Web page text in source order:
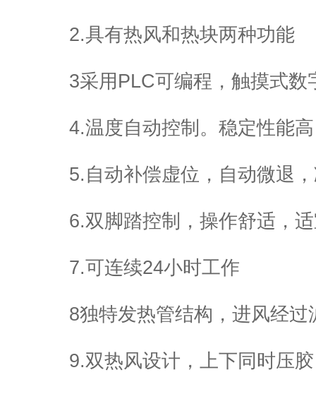
2.具有热风和热块两种功能
3采用PLC可编程，触摸式数
4.温度自动控制。稳定性能
5.自动补偿虚位，自动微退
6.双脚踏控制，操作舒适，
7.可连续24小时工作
8独特发热管结构，进风经
9.双热风设计，上下同时压胶